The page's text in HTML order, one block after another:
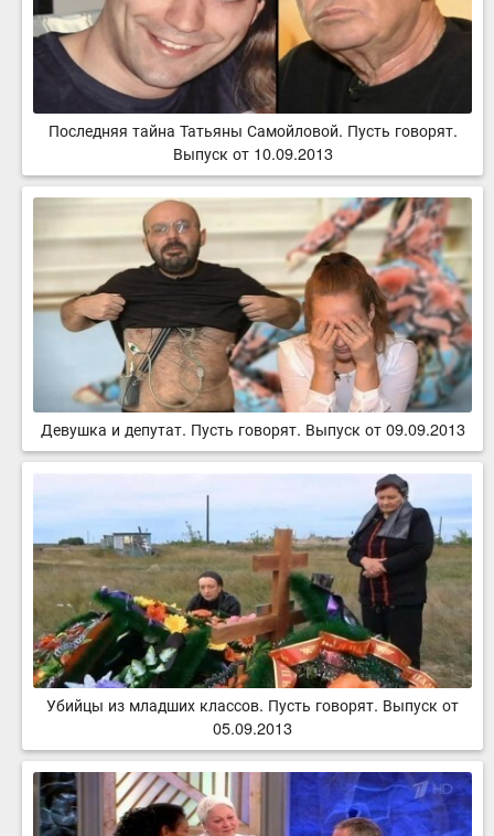
Последняя тайна Татьяны Самойловой. Пусть говорят.
Выпуск от 10.09.2013
Девушка и депутат. Пусть говорят. Выпуск от 09.09.2013
Убийцы из младших классов. Пусть говорят. Выпуск от
05.09.2013